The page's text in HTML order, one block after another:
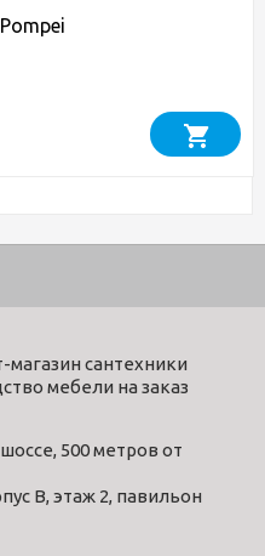
магазин сантехники
мебели на заказ
500 метров от
В, этаж 2, павильон